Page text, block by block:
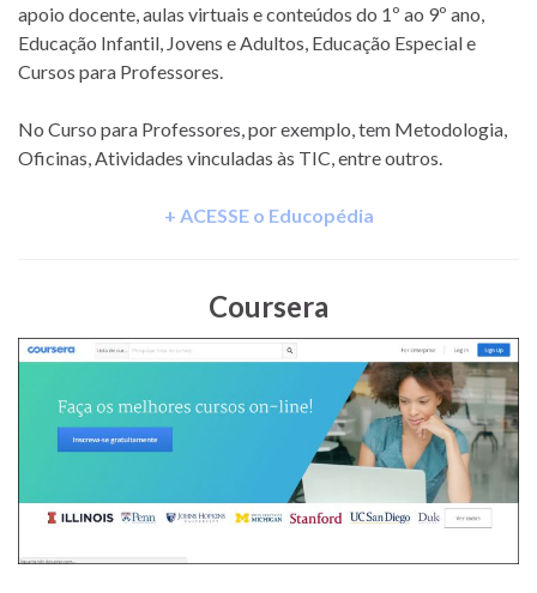
apoio docente, aulas virtuais e conteúdos do 1º ao 9º ano,
Educação Infantil, Jovens e Adultos, Educação Especial e
Cursos para Professores.
No Curso para Professores, por exemplo, tem Metodologia,
Oficinas, Atividades vinculadas às TIC, entre outros.
+ ACESSE o Educopédia
Coursera